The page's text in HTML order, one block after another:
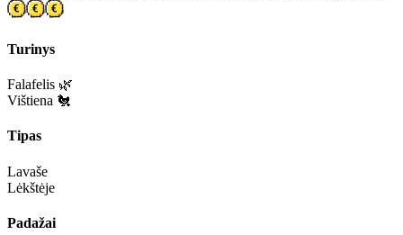
Turinys
Falafelis 🌿
Vištiena 🐔
Tipas
Lavaše
Lėkštėje
Padažai